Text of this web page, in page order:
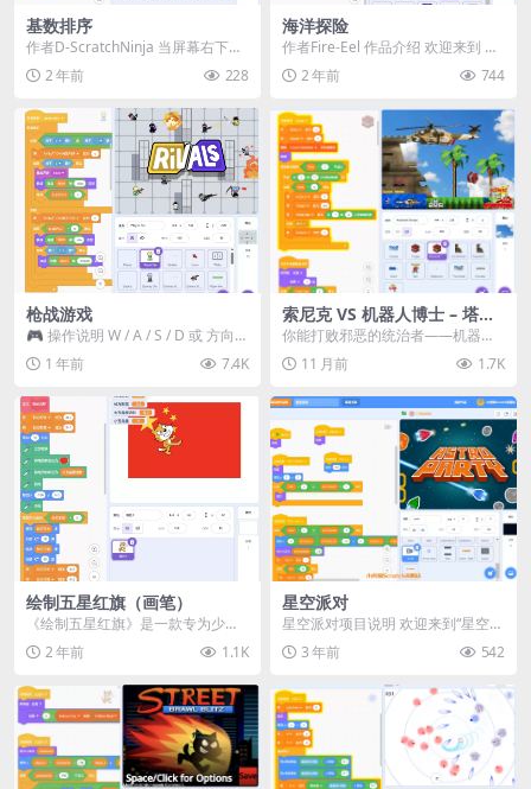
基数排序
作者D-ScratchNinja 当屏幕右下角
出现箭头时，请点击任意位置以继
续。...2 年前 228
海洋探险
作者Fire-Eel 作品介绍 欢迎来到 海
洋探险，一款充满趣味与挑战的冒
险游戏...
2 年前 744
枪战游戏
🎮 操作说明 W / A / S / D 或 方向
键：移动 C：滑铲 空格键：取...
1 年前 7.4K
索尼克 VS 机器人博士 – 塔防
战
你能打败邪恶的统治者——机器人
博士吗？ < < < 玩法说明 ...
11 月前 1.7K
绘制五星红旗（画笔）
《绘制五星红旗》是一款专为少儿
编程爱好者设计的Scratch节日作
品。通过这款作...
2 年前 1.1K
星空派对
星空派对项目说明 欢迎来到“星空派
对”项目！这是一个专为小朋友设计
的Scratc...
3 年前 542